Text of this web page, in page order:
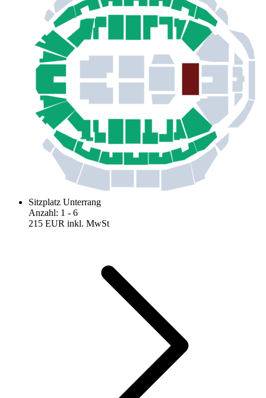
Sitzplatz Unterrang
Anzahl: 1 - 6
215 EUR inkl. MwSt